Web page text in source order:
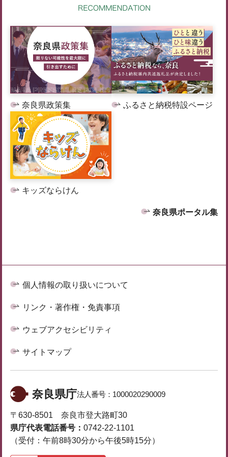
奈良県政策集 ふるさと納税特設ページ
キッズならけん
奈良県ポータル集
個人情報の取り扱いについて
リンク・著作権・免責事項
ウェブアクセシビリティ
サイトマップ
奈良県庁法人番号： 1000020290009
〒630-8501 奈良市登大路町30
県庁代表電話番号： 0742-22-1101
（受付：午前8時30分から午後5時15分）